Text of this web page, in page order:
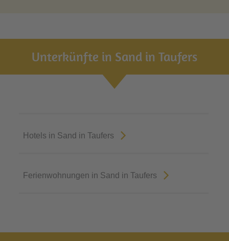
Unterkünfte in Sand in Taufers
Hotels in Sand in Taufers
Ferienwohnungen in Sand in Taufers